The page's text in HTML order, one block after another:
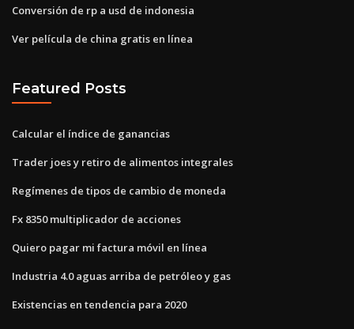
Conversión de rp a usd de indonesia
Ver película de china gratis en línea
Featured Posts
Calcular el índice de ganancias
Trader joes y retiro de alimentos integrales
Regímenes de tipos de cambio de moneda
Fx 8350 multiplicador de acciones
Quiero pagar mi factura móvil en línea
Industria 4.0 aguas arriba de petróleo y gas
Existencias en tendencia para 2020